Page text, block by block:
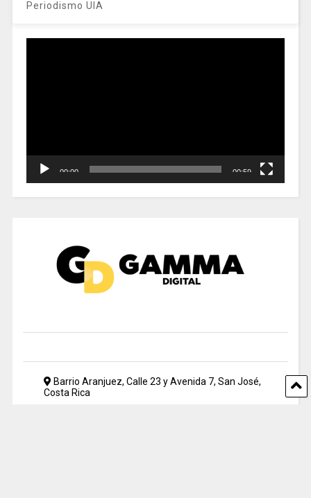
Periodismo UIA
00:00 00:59
Barrio Aranjuez, Calle 23 y Avenida 7, San José,
Costa Rica